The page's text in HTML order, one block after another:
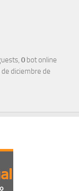
0 bot online
de diciembre de